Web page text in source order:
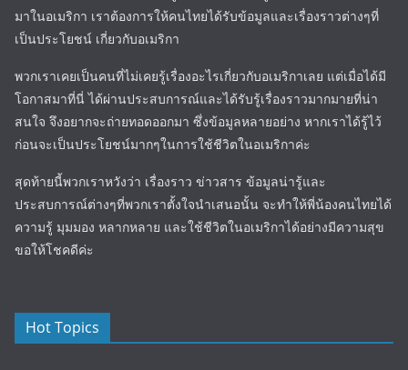
มาในอเมริกา เราต้องการให้คนไทยได้รับข้อมูลและเรื่องราวต่างๆที่
เป็นประโยชน์ เกี่ยวกับอเมริกา
พวกเราเคยเป็นคนที่ไม่เคยรู้เรื่องอะไรเกี่ยวกับอเมริกาเลย แต่เมื่อได้มี
โอกาสมาที่นี่ ได้ผ่านประสบการณ์และได้รับรู้เรื่องราวมากมายที่น่า
สนใจ จึงอยากจะถ่ายทอดออกมา ซึ่งข้อมูลหลายอย่าง หากเราได้รู้ไว้
ก่อนจะเป็นประโยชน์มากๆในการใช้ชีวิตในอเมริกาค่ะ
สุดท้ายนี้พวกเราหวังว่า เรื่องราว ข่าวสาร ข้อมูลน่ารู้และ
ประสบการณ์ต่างๆที่พวกเราตั้งใจนำเสนอนั้น จะทำให้พี่น้องคนไทยได้
ความรู้ มุมมอง หลากหลาย และใช้ชีวิตในอเมริกาได้อย่างมีความสุข
ขอให้โชคดีค่ะ
Hot Topics